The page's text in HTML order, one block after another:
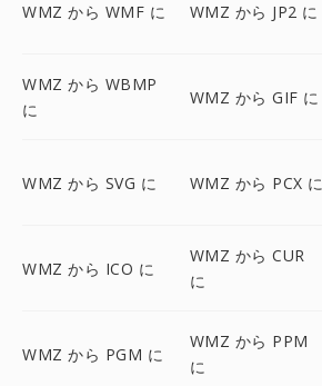
WMZ から WMF に WMZ から JP2 に
WMZ から WBMP
に
WMZ から GIF に
WMZ から SVG に WMZ から PCX に
WMZ から ICO に
WMZ から CUR
に
WMZ から PGM に
WMZ から PPM
に